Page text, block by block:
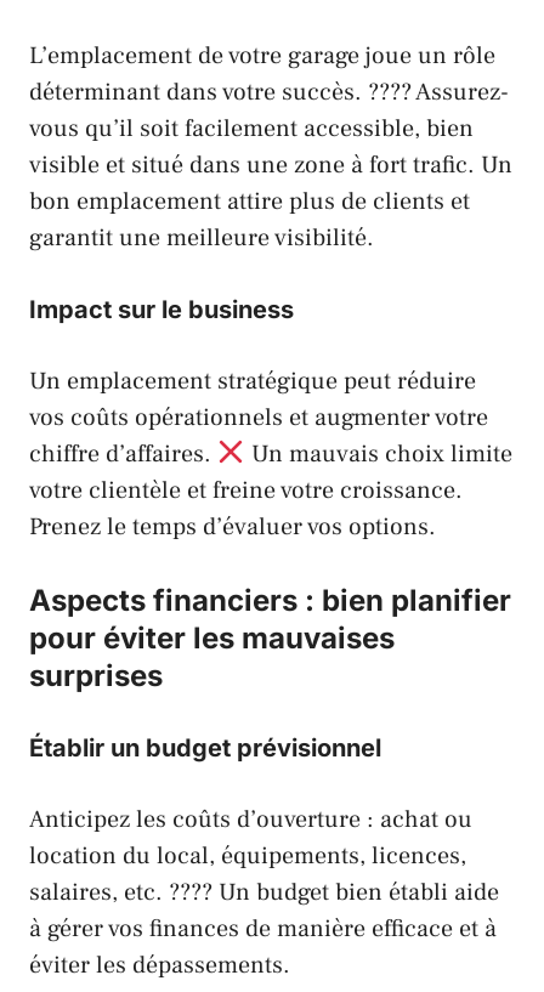
L’emplacement de votre garage joue un rôle
déterminant dans votre succès. ???? Assurez-
vous qu’il soit facilement accessible, bien
visible et situé dans une zone à fort trafic. Un
bon emplacement attire plus de clients et
garantit une meilleure visibilité.
Impact sur le business
Un emplacement stratégique peut réduire
vos coûts opérationnels et augmenter votre
chiffre d’affaires.
Un mauvais choix limite
votre clientèle et freine votre croissance.
Prenez le temps d’évaluer vos options.
Aspects financiers : bien planifier
pour éviter les mauvaises
surprises
Établir un budget prévisionnel
Anticipez les coûts d’ouverture : achat ou
location du local, équipements, licences,
salaires, etc. ???? Un budget bien établi aide
à gérer vos finances de manière efficace et à
éviter les dépassements.